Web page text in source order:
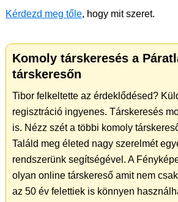
Kérdezd meg tőle, hogy mit szeret.
Komoly társkeresés a
társkeresőn
Tibor felkeltette az érdeklődésed?
regisztráció ingyenes. Társkeresés
is. Nézz szét a többi komoly
Találd meg életed nagy szerelmét
rendszerünk segítségével. A
olyan online társkereső amit nem
az 50 év felettiek is könnyen